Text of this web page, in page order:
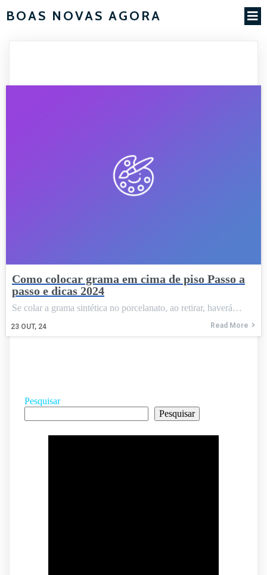
BOAS NOVAS AGORA
Como colocar grama em cima de piso Passo a
passo e dicas 2024
23 OUT, 24
Se colar a grama sintética no porcelanato, ao retirar, haverá…
Read More
Pesquisar
Pesquisar